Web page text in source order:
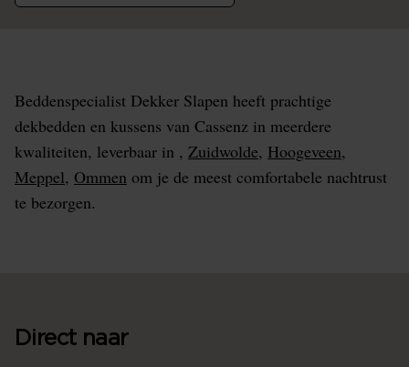
Beddenspecialist Dekker Slapen heeft prachtige
dekbedden en kussens van Cassenz in meerdere
kwaliteiten, leverbaar in , Zuidwolde, Hoogeveen,
Meppel, Ommen om je de meest comfortabele nachtrust
te bezorgen.
Direct naar